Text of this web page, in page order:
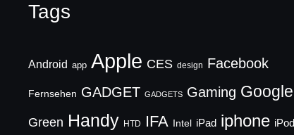
Tags
Android app Apple CES design Facebook
Fernsehen GADGET GADGETS Gaming Google
Green Handy HTD IFA Intel iPad iphone iPod